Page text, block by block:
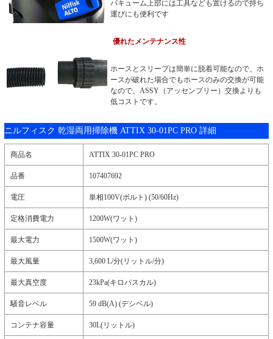
バキューム上部には工具なども置けるので持ち
運びにも便利です
優れたメンテナンス性
ホースとスリーブは簡単に脱着可能なので、ホ
ースが破れた場合でもホースのみの交換が可能
なので、ASSY（アッセンブリー）交換よりも
低コストです。
ニルフィスク 乾湿両用掃除機 ATTIX 30-01PC PRO 詳細
商品名 ATTIX 30-01PC PRO
品番 107407692
電圧 単相100V(ボルト) (50/60Hz)
定格消費電力 1200W(ワット)
最大電力 1500W(ワット)
最大風量 3,600 L/分(リットル/分)
最大真空度 23kPa(キロパスカル)
騒音レベル 59 dB(A) (デシベル)
コンテナ容量 30L(リットル)